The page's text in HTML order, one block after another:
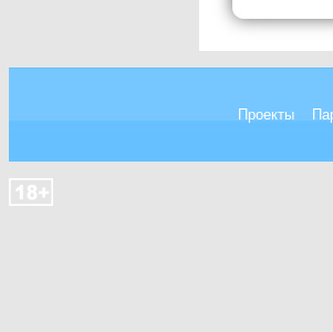
Проекты